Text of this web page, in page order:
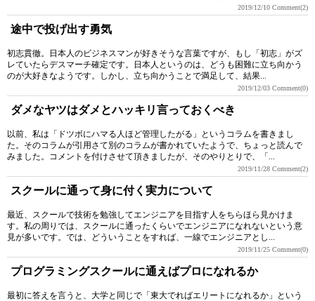
2019/12/10 Comment(2)
途中で投げ出す勇気
初志貫徹。日本人のビジネスマンが好きそうな言葉ですが、もし「初志」がズ
レていたらデスマーチ確定です。日本人というのは、どうも困難に立ち向かう
のが大好きなようです。しかし、立ち向かうことで満足して、結果...
2019/12/03 Comment(0)
ダメなヤツはダメとハッキリ言っておくべき
以前、私は「ドツボにハマる人ほど管理したがる」というコラムを書きまし
た。そのコラムが引用さて別のコラムが書かれていたようで、ちょっと読んで
みました。コメントを付けさせて頂きましたが、そのやりとりで、「...
2019/11/28 Comment(2)
スクールに通って身に付く実力について
最近、スクールで技術を勉強してエンジニアを目指す人をちらほら見かけま
す。私の周りでは、スクールに通ったくらいでエンジニアになれないという意
見が多いです。では、どういうことをすれば、一線でエンジニアとし...
2019/11/25 Comment(0)
プログラミングスクールに通えばプロになれるか
最初に答えを言うと、大学と同じで「東大でればエリートになれるか」という